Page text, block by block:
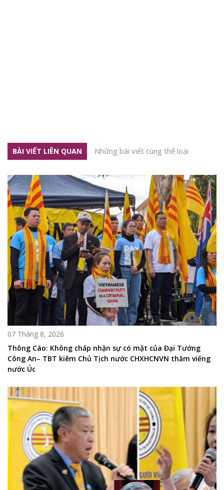
BÀI VIẾT LIÊN QUAN Những bài viết cùng thể loại
07 Tháng 8, 2026
Thông Cáo: Không chấp nhận sự có mặt của Đại Tướng
Công An– TBT kiêm Chủ Tịch nước CHXHCNVN thăm viếng
nước Úc